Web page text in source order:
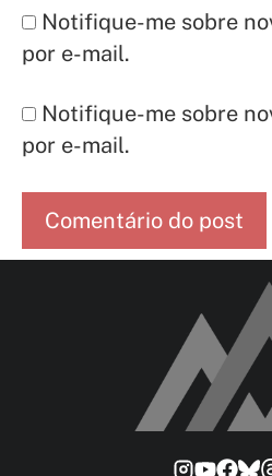
Notifique-me sobre
por e-mail.
Notifique-me sobre
por e-mail.